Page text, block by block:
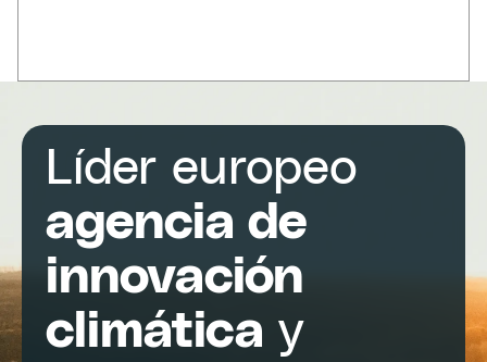
Líder europeo
agencia de
innovación
climática y